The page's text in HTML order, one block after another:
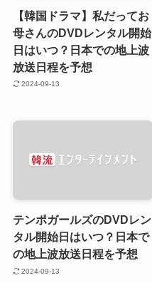
【韓国ドラマ】私だってお
母さんのDVDレンタル開始
日はいつ？日本での地上波
放送日程を予想
2024-09-13
テンポガールズのDVDレン
タル開始日はいつ？日本で
の地上波放送日程を予想
2024-09-13